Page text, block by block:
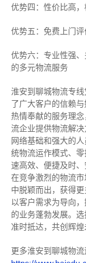
优势四：性价比高
优势五：免费上门
优势六：专业性强
的多元物流服务
淮安到聊城物流专线
了广大客户的信赖与
热情奉献的服务理
流企业提供物流解
网络基础和强大的
统物流运作模式、
速高效、便捷及时、
在竞争激烈的物流
中脱颖而出，获得更
以客户需求为导向
的业务蓬勃发展。
准时抵达，共创辉煌
更多淮安到聊城物